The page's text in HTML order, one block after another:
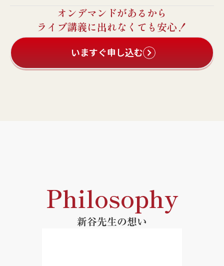
⑩ 中間解析
⑪ がん第3相試験におけるプライマリエンドポイン
ト、OS、PFSの評価
⑫ 主要評価項目の選び方
⑬ 優越性、非劣性、同等性 QOLを用いた混合効果
⑥ Last Observation Carried Forward 法
③ 再現性、一致率、カッパの相関
④ 基準妥当性、感度・特異度・ROCカーブ
⑤ ベイズ統計
⑥ ROCとユーデンIndexの落とし穴
⑦ キャリブレーション
⑧ 予測モデルのヴァリデーション
講義概要
①システマティックレビュー
オンデマンドがあるから
ライブ講義に出れなくても安心！
いますぐ申し込む
Philosophy
新谷先生の想い